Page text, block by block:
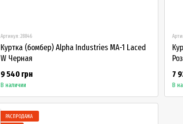
Артикул: 28846
Куртка (бомбер) Alpha Industries MA-1 Laced
W Черная
9 540 грн
В наличии
7
В
РАСПРОДАЖА